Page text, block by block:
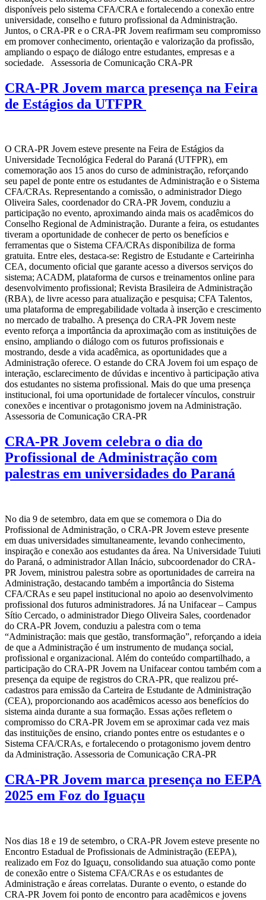
disponíveis pelo sistema CFA/CRA e fortalecendo a conexão entre
universidade, conselho e futuro profissional da Administração.
Juntos, o CRA-PR e o CRA-PR Jovem reafirmam seu compromisso
em promover conhecimento, orientação e valorização da profissão,
ampliando o espaço de diálogo entre estudantes, empresas e a
sociedade. Assessoria de Comunicação CRA-PR
CRA-PR Jovem marca presença na Feira
de Estágios da UTFPR
O CRA-PR Jovem esteve presente na Feira de Estágios da
Universidade Tecnológica Federal do Paraná (UTFPR), em
comemoração aos 15 anos do curso de administração, reforçando
seu papel de ponte entre os estudantes de Administração e o Sistema
CFA/CRAs. Representando a comissão, o administrador Diego
Oliveira Sales, coordenador do CRA-PR Jovem, conduziu a
participação no evento, aproximando ainda mais os acadêmicos do
Conselho Regional de Administração. Durante a feira, os estudantes
tiveram a oportunidade de conhecer de perto os benefícios e
ferramentas que o Sistema CFA/CRAs disponibiliza de forma
gratuita. Entre eles, destaca-se: Registro de Estudante e Carteirinha
CEA, documento oficial que garante acesso a diversos serviços do
sistema; ACADM, plataforma de cursos e treinamentos online para
desenvolvimento profissional; Revista Brasileira de Administração
(RBA), de livre acesso para atualização e pesquisa; CFA Talentos,
uma plataforma de empregabilidade voltada à inserção e crescimento
no mercado de trabalho. A presença do CRA-PR Jovem neste
evento reforça a importância da aproximação com as instituições de
ensino, ampliando o diálogo com os futuros profissionais e
mostrando, desde a vida acadêmica, as oportunidades que a
Administração oferece. O estande do CRA Jovem foi um espaço de
interação, esclarecimento de dúvidas e incentivo à participação ativa
dos estudantes no sistema profissional. Mais do que uma presença
institucional, foi uma oportunidade de fortalecer vínculos, construir
conexões e incentivar o protagonismo jovem na Administração.
Assessoria de Comunicação CRA-PR
CRA-PR Jovem celebra o dia do
Profissional de Administração com
palestras em universidades do Paraná
No dia 9 de setembro, data em que se comemora o Dia do
Profissional de Administração, o CRA-PR Jovem esteve presente
em duas universidades simultaneamente, levando conhecimento,
inspiração e conexão aos estudantes da área. Na Universidade Tuiuti
do Paraná, o administrador Allan Inácio, subcoordenador do CRA-
PR Jovem, ministrou palestra sobre as oportunidades de carreira na
Administração, destacando também a importância do Sistema
CFA/CRAs e seu papel institucional no apoio ao desenvolvimento
profissional dos futuros administradores. Já na Unifacear – Campus
Sítio Cercado, o administrador Diego Oliveira Sales, coordenador
do CRA-PR Jovem, conduziu a palestra com o tema
“Administração: mais que gestão, transformação”, reforçando a ideia
de que a Administração é um instrumento de mudança social,
profissional e organizacional. Além do conteúdo compartilhado, a
participação do CRA-PR Jovem na Unifacear contou também com a
presença da equipe de registros do CRA-PR, que realizou pré-
cadastros para emissão da Carteira de Estudante de Administração
(CEA), proporcionando aos acadêmicos acesso aos benefícios do
sistema ainda durante a sua formação. Essas ações refletem o
compromisso do CRA-PR Jovem em se aproximar cada vez mais
das instituições de ensino, criando pontes entre os estudantes e o
Sistema CFA/CRAs, e fortalecendo o protagonismo jovem dentro
da Administração. Assessoria de Comunicação CRA-PR
CRA-PR Jovem marca presença no EEPA
2025 em Foz do Iguaçu
Nos dias 18 e 19 de setembro, o CRA-PR Jovem esteve presente no
Encontro Estadual de Profissionais de Administração (EEPA),
realizado em Foz do Iguaçu, consolidando sua atuação como ponte
de conexão entre o Sistema CFA/CRAs e os estudantes de
Administração e áreas correlatas. Durante o evento, o estande do
CRA-PR Jovem foi ponto de encontro para acadêmicos e jovens